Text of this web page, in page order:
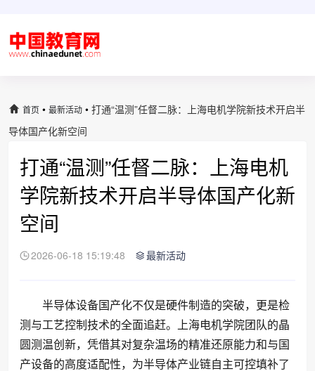
首页 • 最新活动 • 打通“温测”任督二脉：上海电机学院新技术开启半
导体国产化新空间
打通“温测”任督二脉：上海电机
学院新技术开启半导体国产化新
空间
2026-06-18 15:19:48 最新活动
半导体设备国产化不仅是硬件制造的突破，更是检
测与工艺控制技术的全面追赶。上海电机学院团队的晶
圆测温创新，凭借其对复杂温场的精准还原能力和与国
产设备的高度适配性，为半导体产业链自主可控填补了